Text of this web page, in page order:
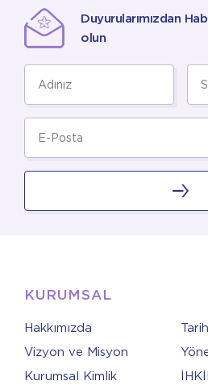
Duyurularımızdan
olun
KURUMSAL
Hakkımızda
Vizyon ve Misyon
Kurumsal Kimlik